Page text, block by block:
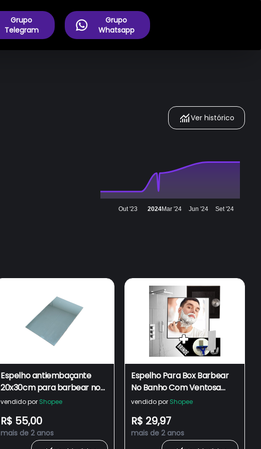
Grupo
Telegram
Grupo
Whatsapp
Ver histórico
Out '23 2024Mar '24 Jun '24 Set '24
Espelho antiembaçante
20x30cm para barbear no
chuveiro e box de banheiro
vendido por Shopee
R$ 55,00
mais de 2 anos
Espelho Para Box Barbear
No Banho Com Ventosa
Prático Para Banheiro
Barbeador Gilete
vendido por Shopee
R$ 29,97
mais de 2 anos